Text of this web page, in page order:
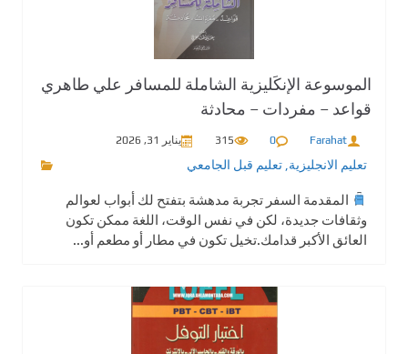
الموسوعة الإنكَليزية الشاملة للمسافر علي طاهري
قواعد – مفردات – محادثة
Farahat
0
315 يناير 31, 2026
تعليم الانجليزية تعليم قبل الجامعي
المقدمة السفر تجربة مدهشة بتفتح لك أبواب لعوالم
وثقافات جديدة، لكن في نفس الوقت، اللغة ممكن تكون
العائق الأكبر قدامك.تخيل تكون في مطار أو مطعم أو...